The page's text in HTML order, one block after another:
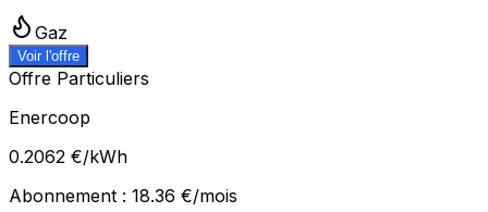
Gaz
Voir l'offre
Offre Particuliers
Enercoop
0.2062 €/kWh
Abonnement : 18.36 €/mois